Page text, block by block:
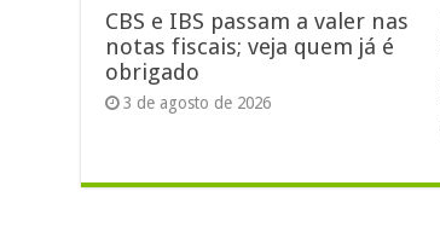
CBS e IBS passam a valer nas
notas fiscais; veja quem já é
obrigado
3 de agosto de 2026